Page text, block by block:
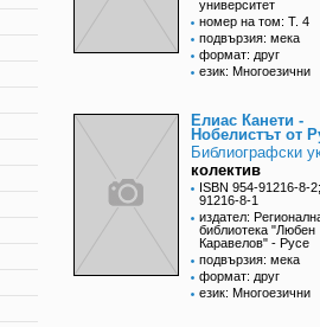
университет
номер на том: Т. 4
подвързия: мека
формат: друг
език: Многоезични
Елиас Канети -
Нобелистът от
Библиографски
колектив
ISBN 954-91216-8-
91216-8-1
издател:
библиотека "Любен
Каравелов" - Русе
подвързия: мека
формат: друг
език: Многоезични